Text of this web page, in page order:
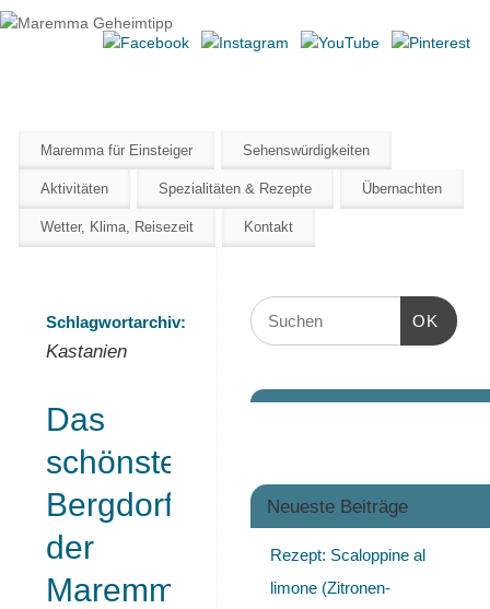
Maremma Geheimtipp
Maremma für Einsteiger Sehenswürdigkeiten
Aktivitäten Spezialitäten & Rezepte Übernachten
Wetter, Klima, Reisezeit Kontakt
Schlagwortarchiv:
Kastanien
Das
schönste
Bergdorf
der
Maremma?
OK
Neueste Beiträge
Rezept: Scaloppine al
limone (Zitronen-